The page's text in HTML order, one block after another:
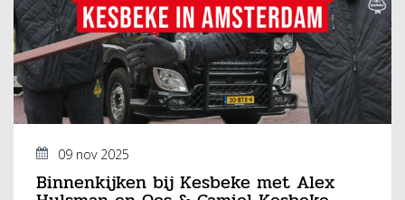
09 nov 2025
Binnenkijken bij Kesbeke met Alex